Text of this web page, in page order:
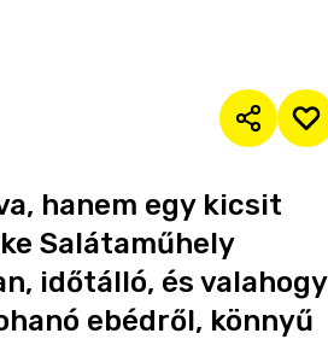
hanem egy kicsit
Salátaműhely
időtálló, és valahogy
ebédről, könnyű